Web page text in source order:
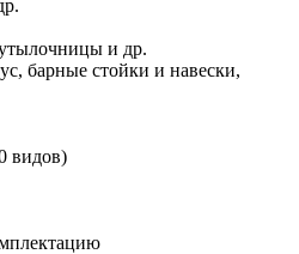
и др.
барные стойки и навески,
видов)